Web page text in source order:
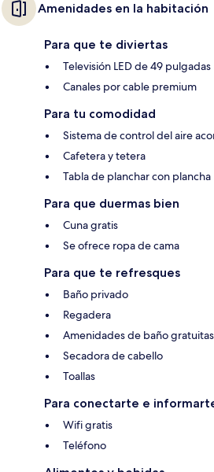
Amenidades en la habitación
Para que te diviertas
Televisión LED de 49 pulgadas
Canales por cable premium
Para tu comodidad
Sistema de control del aire
Cafetera y tetera
Tabla de planchar con plancha
Para que duermas bien
Cuna gratis
Se ofrece ropa de cama
Para que te refresques
Baño privado
Regadera
Amenidades de baño gratuitas
Secadora de cabello
Toallas
Para conectarte e
Wifi gratis
Teléfono